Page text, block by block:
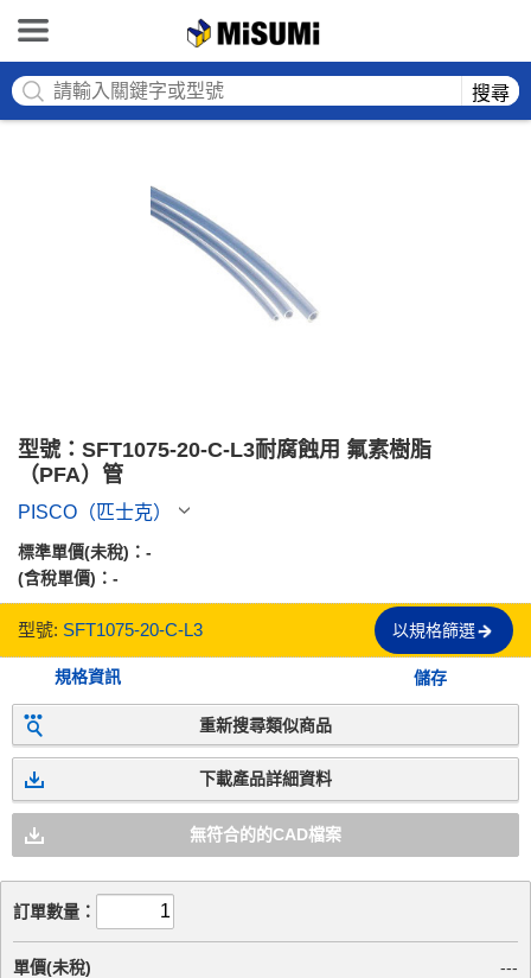
搜尋
型號：SFT1075-20-C-L3耐腐蝕用 氟素樹脂
（PFA）管
PISCO（匹士克）
標準單價(未稅)： -
(含稅單價)： -
型號: SFT1075-20-C-L3 以規格篩選
規格資訊 儲存
重新搜尋類似商品
下載產品詳細資料
無符合的的CAD檔案
訂單數量：
單價(未稅) ---